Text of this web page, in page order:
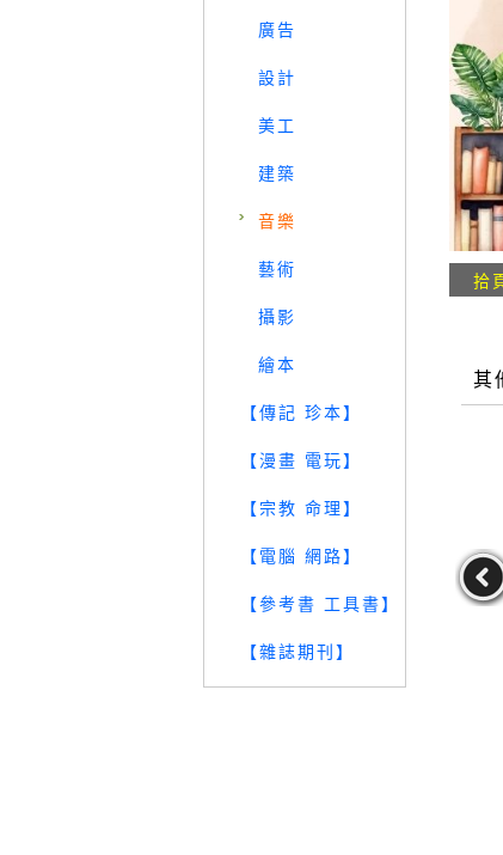
廣告
設計
美工
建築
音樂
藝術
攝影
繪本
【傳記 珍本】
【漫畫 電玩】
【宗教 命理】
【電腦 網路】
【參考書 工具書】
【雜誌期刊】
拾
其
【RRI】古典音樂400年-
【RRI】古典音樂400年-